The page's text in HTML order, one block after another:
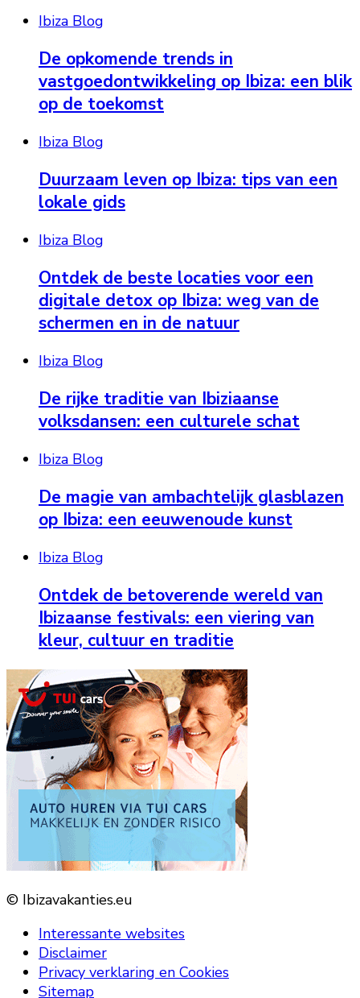
Ibiza Blog
De opkomende trends in
vastgoedontwikkeling op Ibiza: een blik
op de toekomst
Ibiza Blog
Duurzaam leven op Ibiza: tips van een
lokale gids
Ibiza Blog
Ontdek de beste locaties voor een
digitale detox op Ibiza: weg van de
schermen en in de natuur
Ibiza Blog
De rijke traditie van Ibiziaanse
volksdansen: een culturele schat
Ibiza Blog
De magie van ambachtelijk glasblazen
op Ibiza: een eeuwenoude kunst
Ibiza Blog
Ontdek de betoverende wereld van
Ibizaanse festivals: een viering van
kleur, cultuur en traditie
© Ibizavakanties.eu
Interessante websites
Disclaimer
Privacy verklaring en Cookies
Sitemap